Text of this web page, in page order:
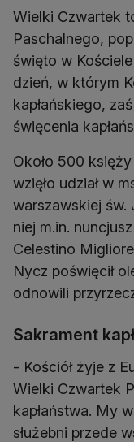
Wielki Czwartek
Paschalnego,
święto w
dzień, w którym
kapłańskiego,
święcenia
Około 500
wzięło udział w
warszawskiej św.
niej m.in.
Celestino
Nycz poświęcił
odnowili
Sakrament
- Kościół żyje z
Wielki Czwartek
kapłaństwa. My
służebni przede